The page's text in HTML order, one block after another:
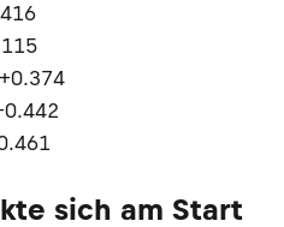
sich am Start